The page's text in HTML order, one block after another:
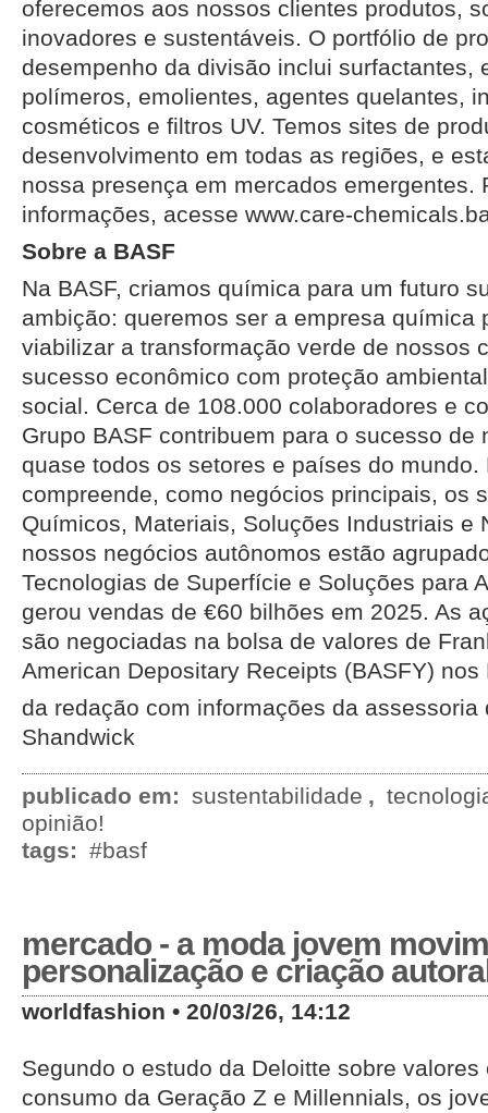
oferecemos aos nossos clientes produtos,
inovadores e sustentáveis. O portfólio de
desempenho da divisão inclui surfactantes,
polímeros, emolientes, agentes quelantes,
cosméticos e filtros UV. Temos sites de
desenvolvimento em todas as regiões, e
nossa presença em mercados emergentes.
informações, acesse www.care-
Sobre a BASF
Na BASF, criamos química para um futuro
ambição: queremos ser a empresa química
viabilizar a transformação verde de nossos
sucesso econômico com proteção
social. Cerca de 108.000 colaboradores e
Grupo BASF contribuem para o sucesso de
quase todos os setores e países do mundo.
compreende, como negócios principais, os
Químicos, Materiais, Soluções Industriais e
nossos negócios autônomos estão
Tecnologias de Superfície e Soluções para
gerou vendas de €60 bilhões em 2025. As
são negociadas na bolsa de valores de
American Depositary Receipts (BASFY)
da redação com informações da assessoria
Shandwick
publicado em: sustentabilidade ,
opinião!
tags: #basf
mercado - a moda jovem
personalização e criação
worldfashion • 20/03/26, 14:12
Segundo o estudo da Deloitte sobre
consumo da Geração Z e Millennials, os